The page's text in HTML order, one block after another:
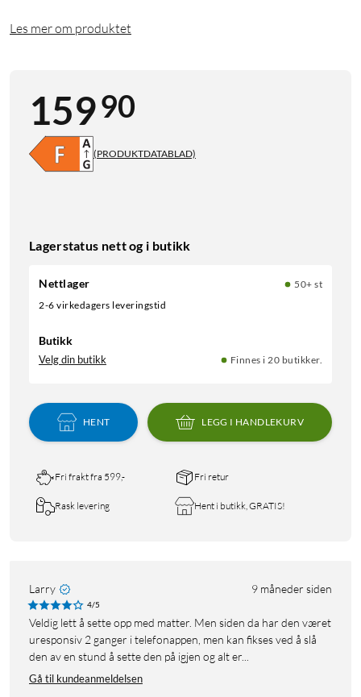
Les mer om produktet
15990
(PRODUKTDATABLAD)
Lagerstatus nett og i butikk
Nettlager
50+ st
2-6 virkedagers leveringstid
Butikk
Velg din butikk Finnes i 20 butikker.
HENT LEGG I HANDLEKURV
Fri frakt fra 599,- Fri retur
Rask levering Hent i butikk, GRATIS!
Larry 9 måneder siden
4/5
Veldig lett å sette opp med matter. Men siden da har den været
uresponsiv 2 ganger i telefonappen, men kan fikses ved å slå
den av en stund å sette den på igjen og alt er...
Gå til kundeanmeldelsen